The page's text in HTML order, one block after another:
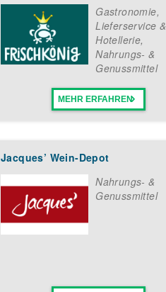
Gastronomie,
Lieferservice &
Hotellerie,
Nahrungs- &
Genussmittel
MEHR ERFAHREN
Jacques’ Wein-Depot
Nahrungs- &
Genussmittel